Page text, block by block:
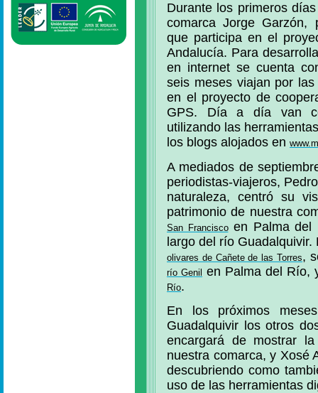
Durante los primeros
comarca Jorge Garzón,
que participa en el
Andalucía. Para
en internet se cuenta
seis meses viajan por
en el proyecto de
GPS. Día a día van
utilizando las
los blogs alojados en
A mediados de
periodistas-viajeros,
naturaleza, centró su
patrimonio de nuestra
San Franciscoen Palma
largo del río
olivares de Cañete de las Torres,
río Genil en Palma del Río,
Río.
En los próximos
Guadalquivir los otros
encargará de mostrar
nuestra comarca, y Xosé
descubriendo como
uso de las herramientas